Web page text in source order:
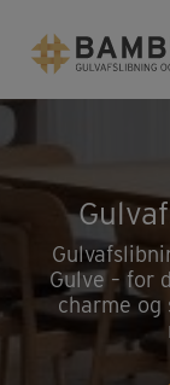
indholdet
Gulve – for
charme